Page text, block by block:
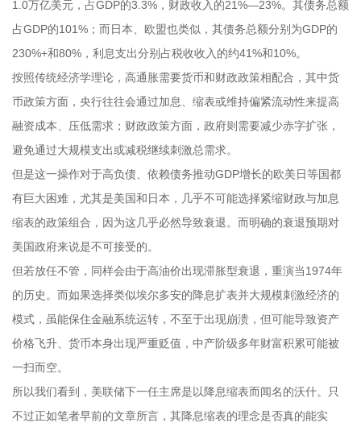
1.0万亿美元，占GDP的3.3%，财政收入的21%—23%。其债务总额
占GDP的101%；而日本、欧盟也类似，其债务总额分别为GDP的
230%+和80%，利息支出分别占税收收入的约41%和10%。
按照传统经济学理论，高通胀需要货币和财政政策相配合，其中货
币政策方面，央行往往会通过加息、缩表或维持偏紧流动性来提高
融资成本、压低需求；财政政策方面，政府则需要减少赤字扩张，
避免通过大规模支出或减税继续刺激总需求。
但是这一操作对于高负债、依赖债务推动GDP增长的欧美日等国都
有巨大困难，尤其是美国和日本，几乎不可能选择紧缩财政与加息
缩表的政策组合，因为这几乎必然导致衰退。而明确的衰退预期对
美国政府来说是不可接受的。
但若放任不管，同样会由于高油价出现滞胀型衰退，重演当1974年
的历史。而如果选择类似埃尔多安的降息扩表并大规模刺激经济的
模式，虽能保住金融系统运转，不至于出现崩溃，但可能导致资产
价格飞升、货币本身出现严重贬值，中产阶级多年财富积累可能被
一扫而空。
所以我们看到，美联储下一任主席是以降息缩表而闻名的沃什。只
不过正如笔者早前的文章所言，其降息缩表的理念是否真的能实